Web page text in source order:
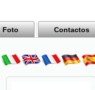
Foto Contactos